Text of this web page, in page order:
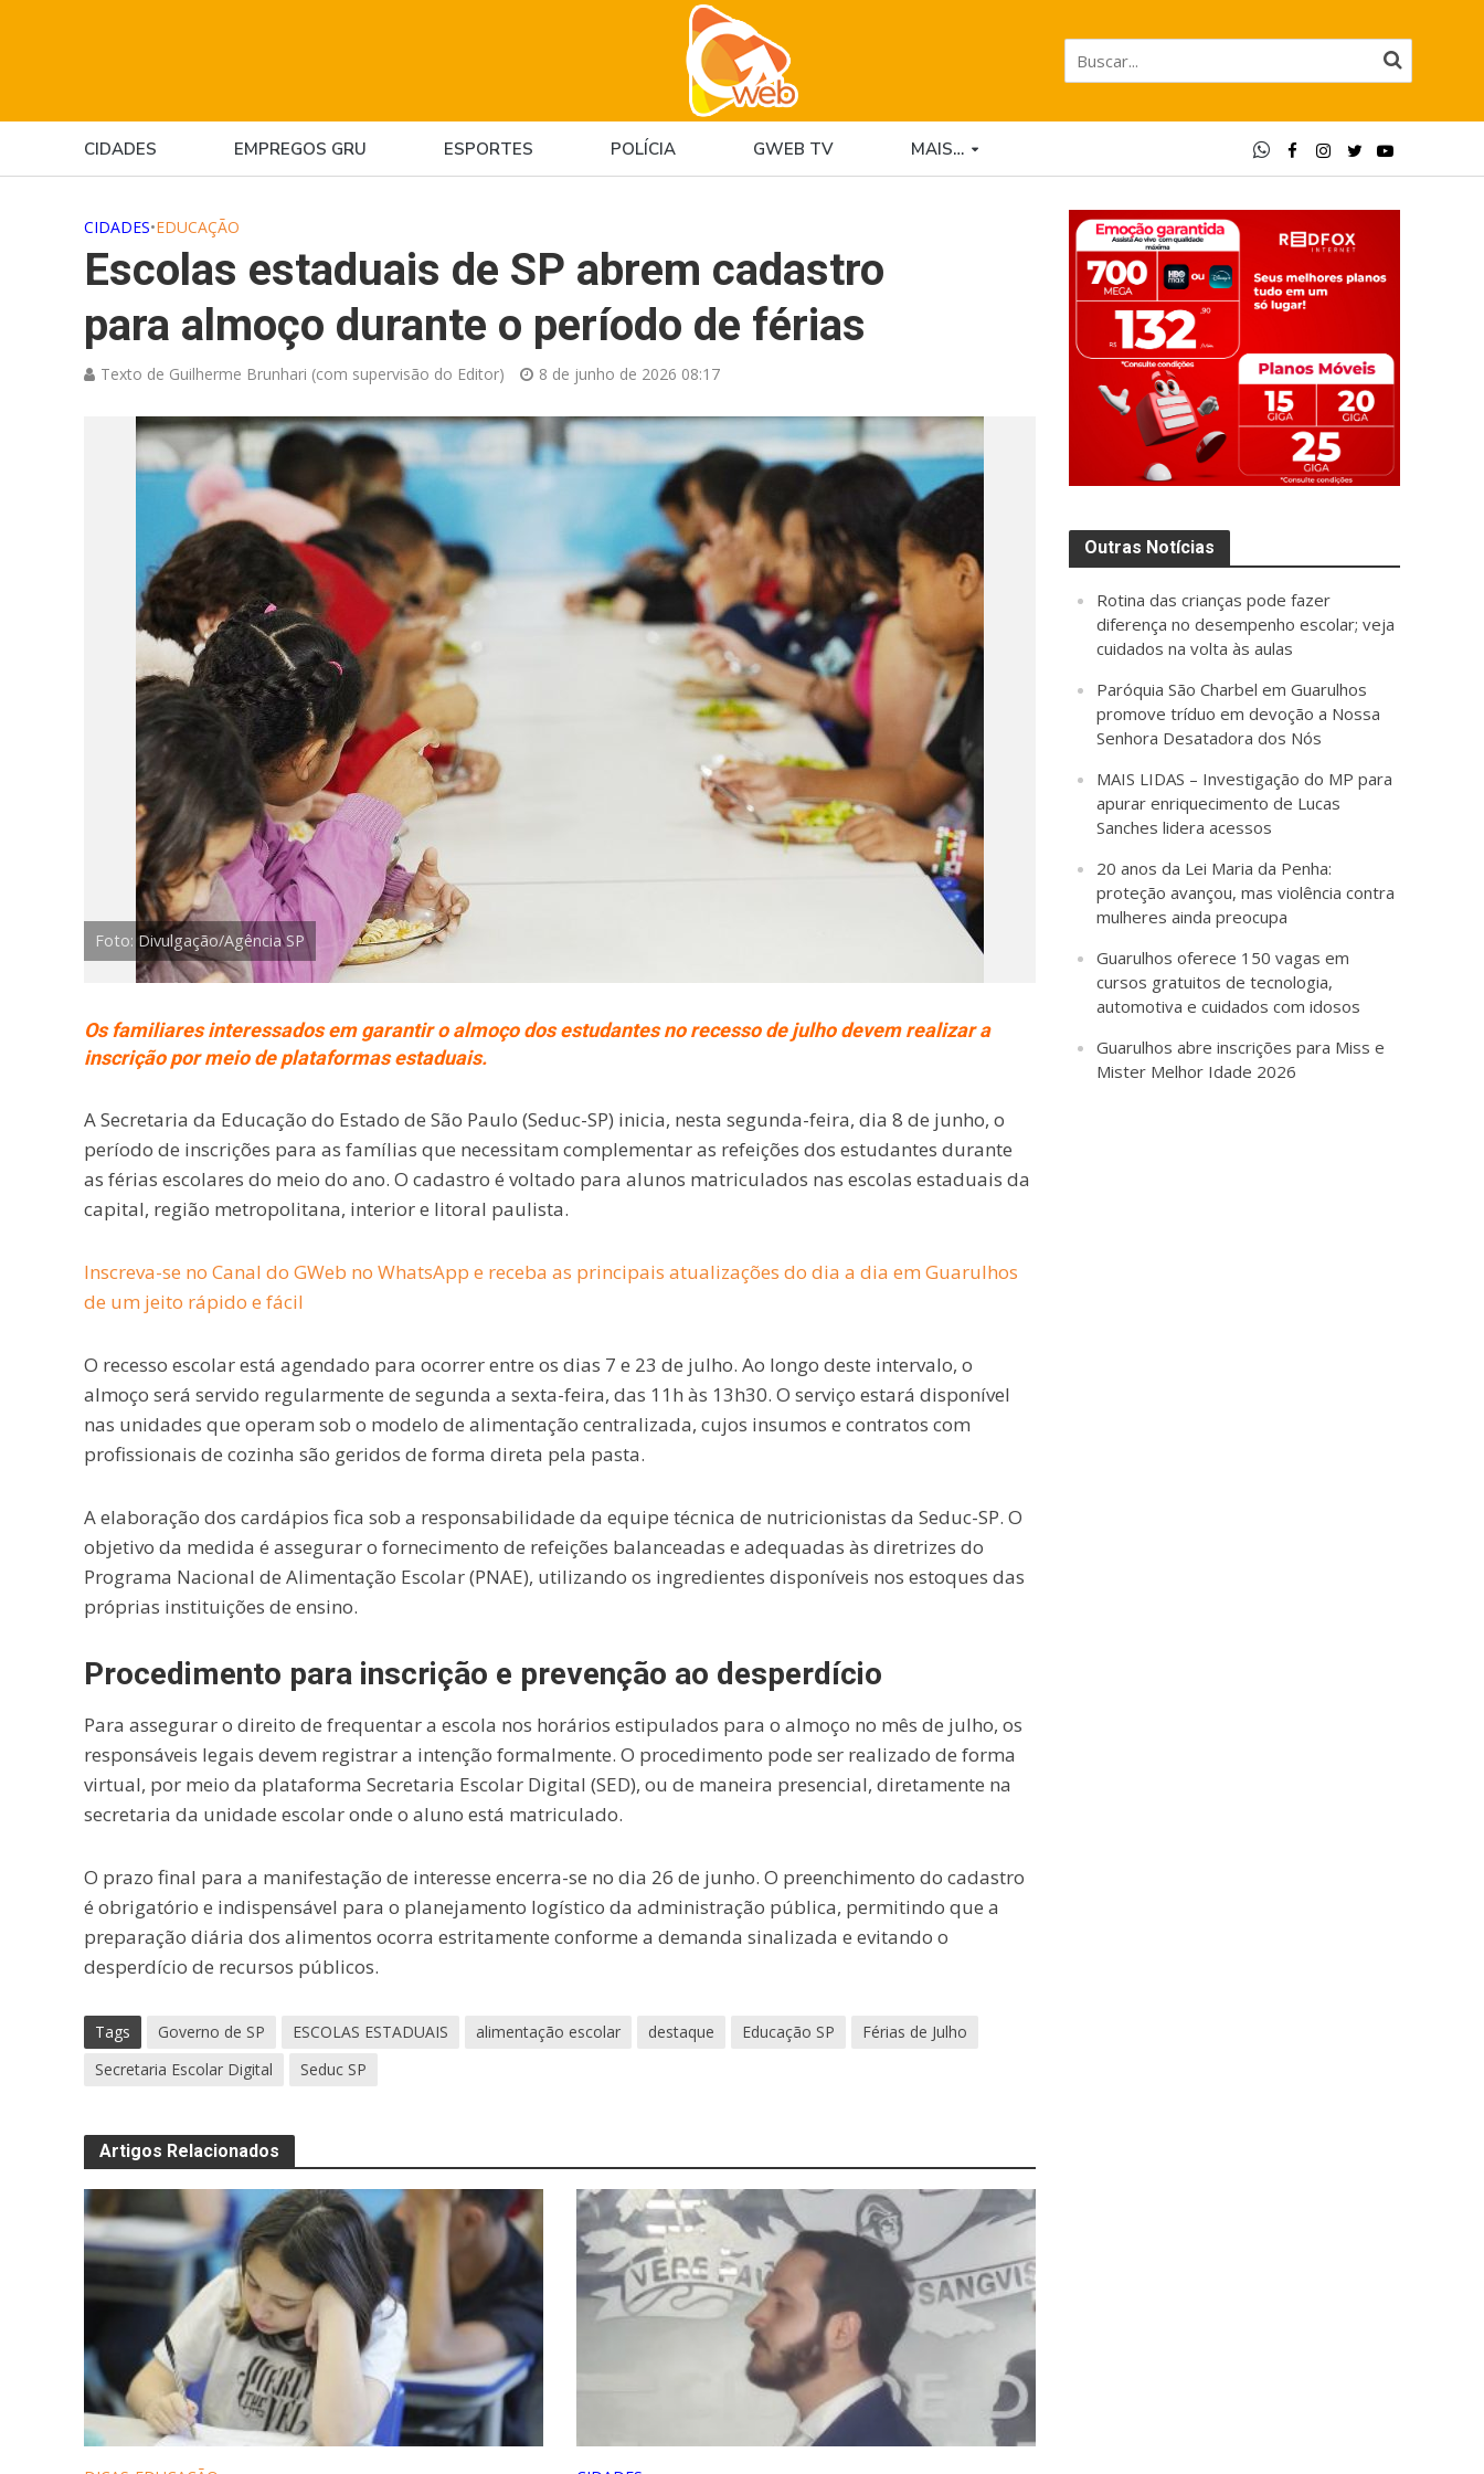
CIDADES EMPREGOS GRU ESPORTES POLÍCIA GWEB TV MAIS…
CIDADES•EDUCAÇÃO
Escolas estaduais de SP abrem cadastro
para almoço durante o período de férias
Texto de Guilherme Brunhari (com supervisão do Editor) 8 de junho de 2026 08:17
Foto: Divulgação/Agência SP
Os familiares interessados em garantir o almoço dos estudantes no recesso de julho devem realizar a
inscrição por meio de plataformas estaduais.
A Secretaria da Educação do Estado de São Paulo (Seduc-SP) inicia, nesta segunda-feira, dia 8 de junho, o
período de inscrições para as famílias que necessitam complementar as refeições dos estudantes durante
as férias escolares do meio do ano. O cadastro é voltado para alunos matriculados nas escolas estaduais da
capital, região metropolitana, interior e litoral paulista.
Inscreva-se no Canal do GWeb no WhatsApp e receba as principais atualizações do dia a dia em Guarulhos
de um jeito rápido e fácil
O recesso escolar está agendado para ocorrer entre os dias 7 e 23 de julho. Ao longo deste intervalo, o
almoço será servido regularmente de segunda a sexta-feira, das 11h às 13h30. O serviço estará disponível
nas unidades que operam sob o modelo de alimentação centralizada, cujos insumos e contratos com
profissionais de cozinha são geridos de forma direta pela pasta.
A elaboração dos cardápios fica sob a responsabilidade da equipe técnica de nutricionistas da Seduc-SP. O
objetivo da medida é assegurar o fornecimento de refeições balanceadas e adequadas às diretrizes do
Programa Nacional de Alimentação Escolar (PNAE), utilizando os ingredientes disponíveis nos estoques das
próprias instituições de ensino.
Procedimento para inscrição e prevenção ao desperdício
Para assegurar o direito de frequentar a escola nos horários estipulados para o almoço no mês de julho, os
responsáveis legais devem registrar a intenção formalmente. O procedimento pode ser realizado de forma
virtual, por meio da plataforma Secretaria Escolar Digital (SED), ou de maneira presencial, diretamente na
secretaria da unidade escolar onde o aluno está matriculado.
O prazo final para a manifestação de interesse encerra-se no dia 26 de junho. O preenchimento do cadastro
é obrigatório e indispensável para o planejamento logístico da administração pública, permitindo que a
preparação diária dos alimentos ocorra estritamente conforme a demanda sinalizada e evitando o
desperdício de recursos públicos.
Tags Governo de SP ESCOLAS ESTADUAIS alimentação escolar destaque Educação SP
Férias de Julho
Secretaria Escolar Digital
Seduc SP
Artigos Relacionados
Outras Notícias
Rotina das crianças pode fazer
diferença no desempenho escolar; veja
cuidados na volta às aulas
Paróquia São Charbel em Guarulhos
promove tríduo em devoção a Nossa
Senhora Desatadora dos Nós
MAIS LIDAS – Investigação do MP para
apurar enriquecimento de Lucas
Sanches lidera acessos
20 anos da Lei Maria da Penha:
proteção avançou, mas violência contra
mulheres ainda preocupa
Guarulhos oferece 150 vagas em
cursos gratuitos de tecnologia,
automotiva e cuidados com idosos
Guarulhos abre inscrições para Miss e
Mister Melhor Idade 2026